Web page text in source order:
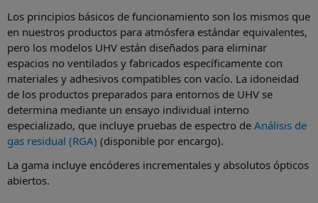
Los principios básicos de funcionamiento son los mismos que
en nuestros productos para atmósfera estándar equivalentes,
pero los modelos UHV están diseñados para eliminar
espacios no ventilados y fabricados específicamente con
materiales y adhesivos compatibles con vacío. La idoneidad
de los productos preparados para entornos de UHV se
determina mediante un ensayo individual interno
especializado, que incluye pruebas de espectro de Análisis de
gas residual (RGA) (disponible por encargo).
La gama incluye encóderes incrementales y absolutos ópticos
abiertos.